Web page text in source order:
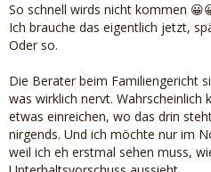
So schnell wirds nicht kommen
Ich brauche das eigentlich jetzt,
Oder so.
Die Berater beim Familiengericht
was wirklich nervt. Wahrscheinlich
etwas einreichen, wo das drin
nirgends. Und ich möchte nur im
weil ich eh erstmal sehen muss,